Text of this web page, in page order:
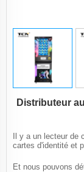
Distributeur
Il y a un lecteur
cartes d'identité et
Et nous pouvons